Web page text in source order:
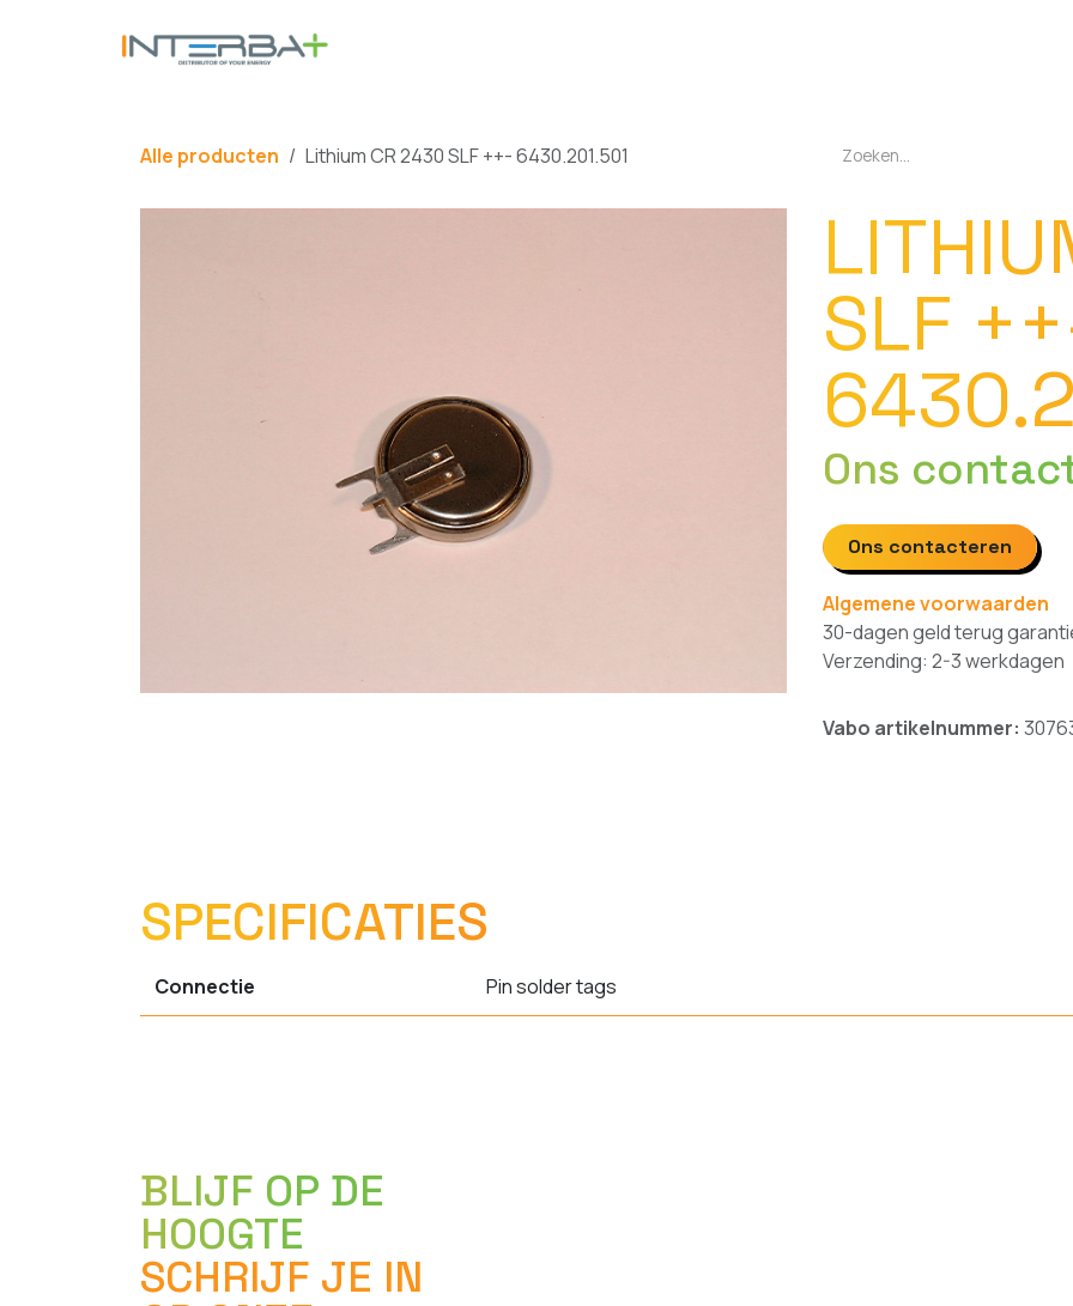
Alle producten Lithium CR 2430 SLF ++- 6430.201.501
SLF
Ons
Ons contacteren
Algemene voorwaarden
30-dagen geld terug
Verzending: 2-3 werkdagen
Vabo artikelnummer:
SPECIFICATIES
Connectie Pin solder tags
BLIJF OP DE
HOOGTE
SCHRIJF JE IN